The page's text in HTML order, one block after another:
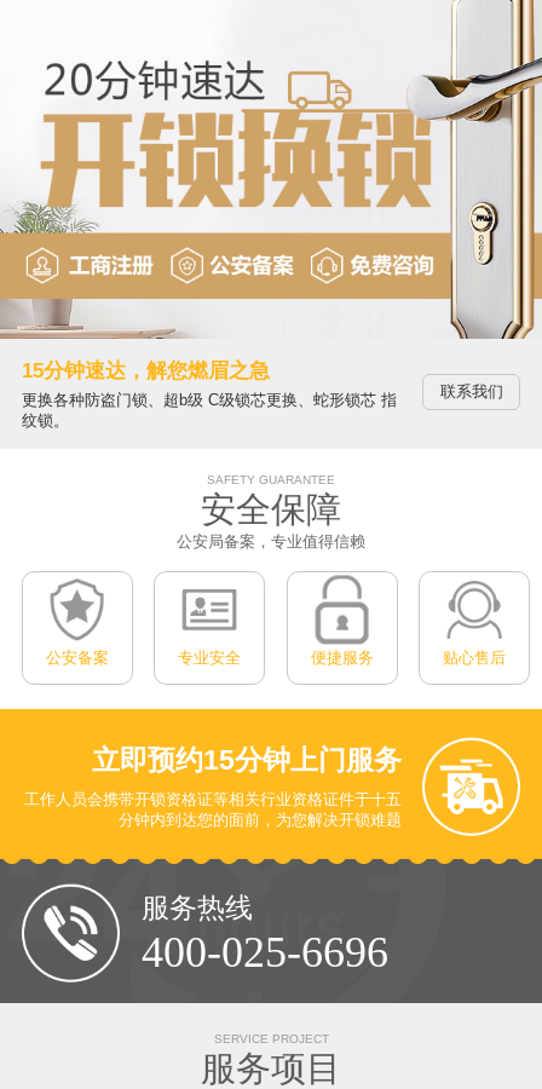
15分钟速达，解您燃眉之急
更换各种防盗门锁、超b级 C级锁芯更换、蛇形锁芯 指
纹锁。
联系我们
SAFETY GUARANTEE
安全保障
公安局备案，专业值得信赖
公安备案 专业安全 便捷服务 贴心售后
立即预约15分钟上门服务
工作人员会携带开锁资格证等相关行业资格证件于十五
分钟内到达您的面前，为您解决开锁难题
服务热线
400-025-6696
SERVICE PROJECT
服务项目